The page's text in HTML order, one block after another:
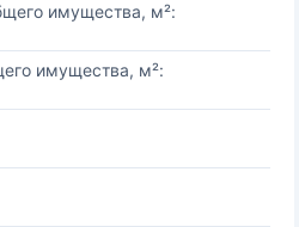
имущества, м²:
имущества, м²: